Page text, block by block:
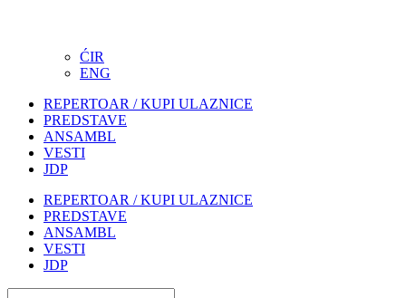
ĆIR
ENG
REPERTOAR / KUPI ULAZNICE
PREDSTAVE
ANSAMBL
VESTI
JDP
REPERTOAR / KUPI ULAZNICE
PREDSTAVE
ANSAMBL
VESTI
JDP